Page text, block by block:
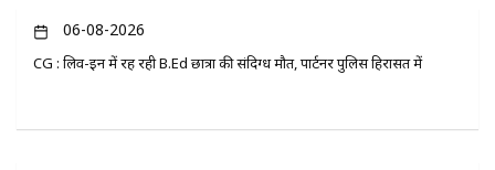
06-08-2026
CG : लिव-इन में रह रही B.Ed छात्रा की संदिग्ध मौत, पार्टनर पुलिस हिरासत में